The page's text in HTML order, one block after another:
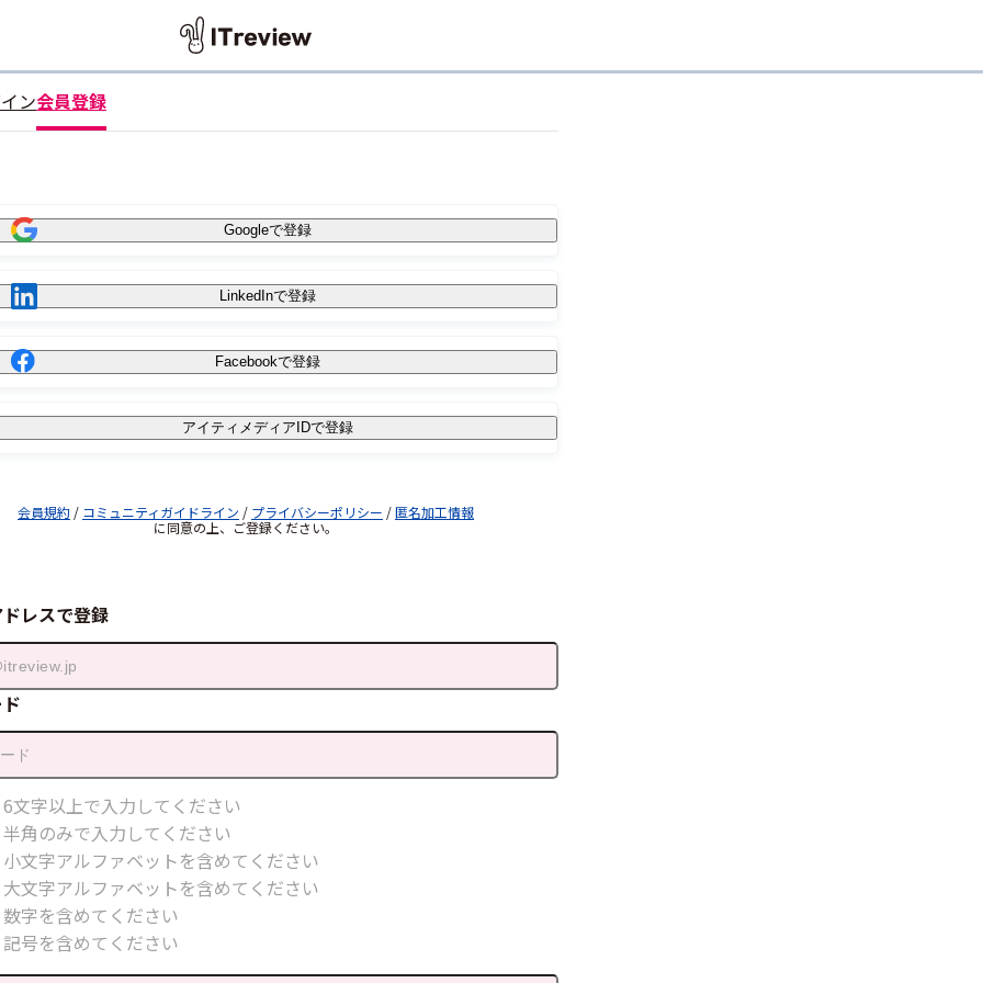
ン会員登録
Googleで登録
LinkedInで登録
Facebookで登録
アイティメディアIDで登録
会員規約 / コミュニティガイドライン / プライバシーポリシー /匿名加工情報
に同意の上、ご登録ください。
レスで登録
6文字以上で入力してください
半角のみで入力してください
小文字アルファベットを含めてください
大文字アルファベットを含めてください
数字を含めてください
記号を含めてください